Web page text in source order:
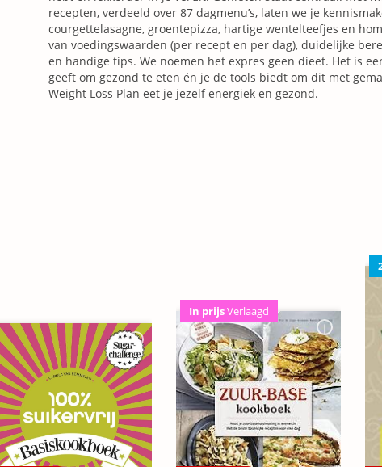
recepten, verdeeld over 87 dagmenu’s, laten we je
courgettelasagne, groentepizza, hartige wentelteefjes en
van voedingswaarden (per recept en per dag), duidelijke
en handige tips. We noemen het expres geen dieet. Het is
geeft om gezond te eten én je de tools biedt om dit met
Weight Loss Plan eet je jezelf energiek en gezond.
In prijsVerlaagd